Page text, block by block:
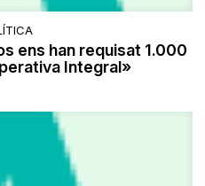
ens han requisat 1.000
Integral»